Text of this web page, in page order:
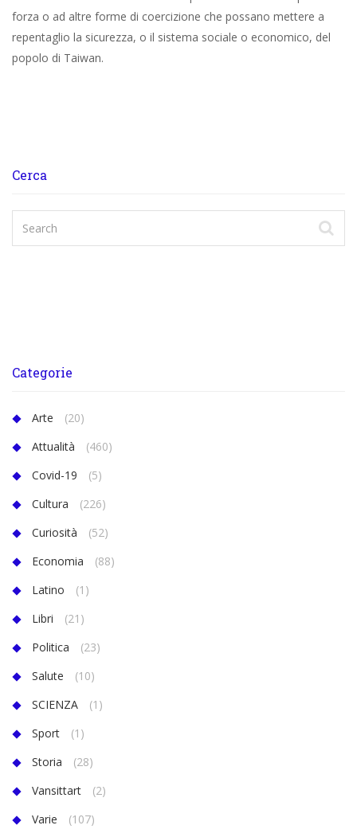
forza o ad altre forme di coercizione che possano mettere a
repentaglio la sicurezza, o il sistema sociale o economico, del
popolo di Taiwan.
Cerca
Categorie
Arte
(20)
Attualità
(460)
Covid-19
(5)
Cultura
(226)
Curiosità
(52)
Economia
(88)
Latino
(1)
Libri
(21)
Politica
(23)
Salute
(10)
SCIENZA
(1)
Sport
(1)
Storia
(28)
Vansittart
(2)
Varie
(107)